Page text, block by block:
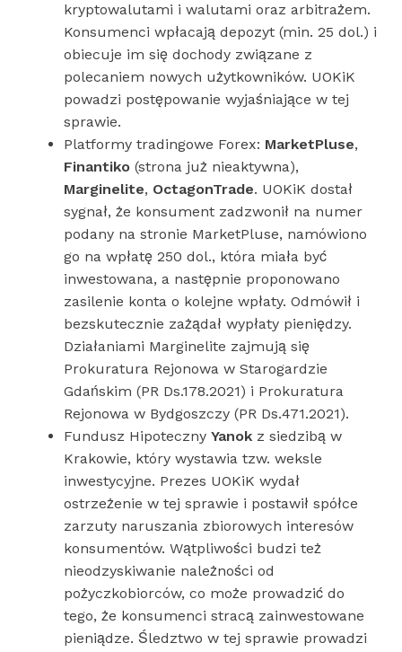
kryptowalutami i walutami oraz arbitrażem.
Konsumenci wpłacają depozyt (min. 25 dol.) i
obiecuje im się dochody związane z
polecaniem nowych użytkowników. UOKiK
powadzi postępowanie wyjaśniające w tej
sprawie.
Platformy tradingowe Forex: MarketPluse,
Finantiko(strona już nieaktywna),
Marginelite, OctagonTrade. UOKiK dostał
sygnał, że konsument zadzwonił na numer
podany na stronie MarketPluse, namówiono
go na wpłatę 250 dol., która miała być
inwestowana, a następnie proponowano
zasilenie konta o kolejne wpłaty. Odmówił i
bezskutecznie zażądał wypłaty pieniędzy.
Działaniami Marginelite zajmują się
Prokuratura Rejonowa w Starogardzie
Gdańskim (PR Ds.178.2021) i Prokuratura
Rejonowa w Bydgoszczy (PR Ds.471.2021).
Fundusz Hipoteczny Yanokz siedzibą w
Krakowie, który wystawia tzw. weksle
inwestycyjne. Prezes UOKiK wydał
ostrzeżenie w tej sprawie i postawił spółce
zarzuty naruszania zbiorowych interesów
konsumentów. Wątpliwości budzi też
nieodzyskiwanie należności od
pożyczkobiorców, co może prowadzić do
tego, że konsumenci stracą zainwestowane
pieniądze. Śledztwo w tej sprawie prowadzi